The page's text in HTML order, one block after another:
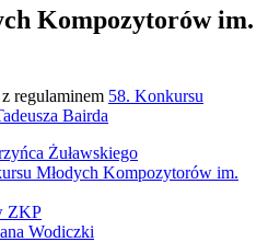
Kompozytorów im.
regulaminem 58. Konkursu
Bairda
Żuławskiego
Młodych Kompozytorów im.
ZKP
Wodiczki